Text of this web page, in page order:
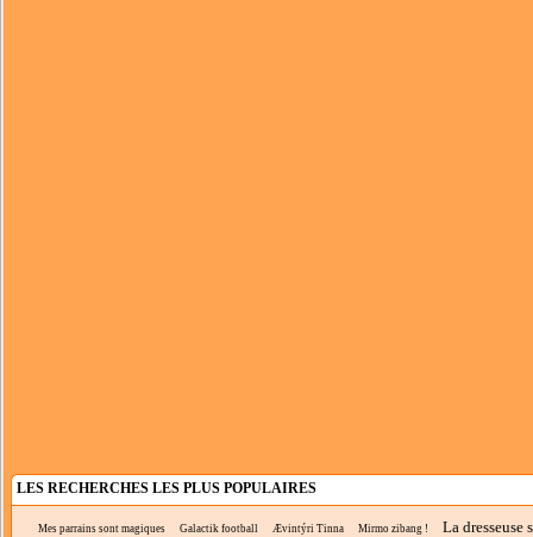
LES RECHERCHES LES PLUS POPULAIRES
Mes parrains sont magiques Galactik football Ævintýri Tinna Mirmo zibang ! La dresseuse